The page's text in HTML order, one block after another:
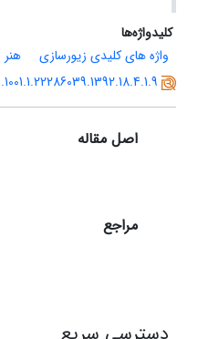
کلیدواژه‌ها
واژه های کلیدی زیورسازی
هنر
اصل مقاله
مراجع